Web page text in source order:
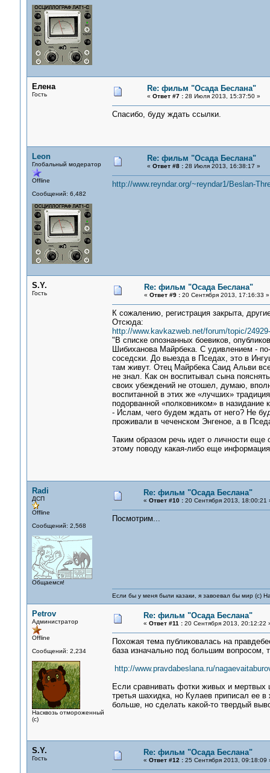
Елена
Гость
Re: фильм "Осада Беслана"
« Ответ #7 :28 Июля 2013, 15:37:50 »
Спасибо, буду ждать ссылки.
Leon
Глобальный модератор
Offline
Сообщений: 6,482
Re: фильм "Осада Беслана"
« Ответ #8 :28 Июля 2013, 16:38:17 »
http://www.reyndar.org/~reyndar1/Beslan-
S.Y.
Гость
Re: фильм "Осада Беслана"
« Ответ #9 :20 Сентября 2013, 17:16:33 »
К сожалению, регистрация закрыта,
Отсюда:
http://www.kavkazweb.net/forum/topic/
"В списке опознанных боевиков,
Шибиханова Майрбека. С удивлением -
соседски. До выезда в Пседах, это в
там живут. Отец Майрбека Саид Альви
не знал. Как он воспитывал сына
своих убеждений не отошел, думаю,
воспитанной в этих же «лучших»
подорванной «полковником» в
- Ислам, чего будем ждать от него? Не
проживали в чеченском Энгеное, а в
Таким образом речь идет о личности еще
этому поводу какая-либо еще
Radi
ДСП
Offline
Сообщений: 2,568
Общаемся!
Re: фильм "Осада Беслана"
« Ответ #10 :20 Сентября 2013, 18:00:21
Посмотрим...
Если бы у меня были казаки, я завоевал бы мир (с)
Petrov
Администратор
Offline
Сообщений: 2,234
Насквозь отмороженный
(с)
Re: фильм "Осада Беслана"
« Ответ #11 :20 Сентября 2013, 20:12:22
Похожая тема публиковалась на
база изначально под большим вопросом,
http://www.pravdabeslana.ru/
Если сравнивать фотки живых и
третья шахидка, но Кулаев приписал ее
больше, но сделать какой-то твердый
S.Y.
Гость
Re: фильм "Осада Беслана"
« Ответ #12 :25 Сентября 2013, 09:18:09